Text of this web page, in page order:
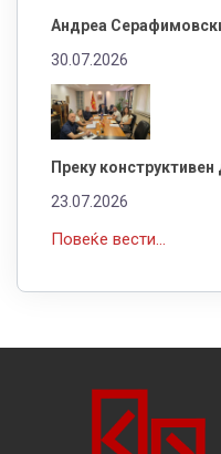
Андреа
30.07.2026
Преку
23.07.2026
Повеќе вести...